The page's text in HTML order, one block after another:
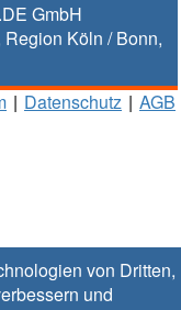
von Dritten,
und
GmbH
Region Köln / Bonn,
| Datenschutz | AGB